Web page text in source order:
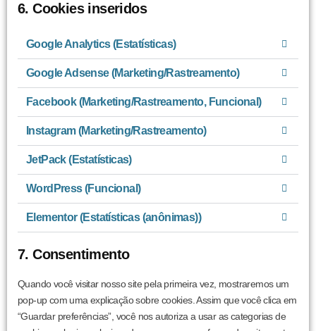
6. Cookies inseridos
Google Analytics (Estatísticas)
Google Adsense (Marketing/Rastreamento)
Facebook (Marketing/Rastreamento, Funcional)
Instagram (Marketing/Rastreamento)
JetPack (Estatísticas)
WordPress (Funcional)
Elementor (Estatísticas (anônimas))
7. Consentimento
Quando você visitar nosso site pela primeira vez, mostraremos um
pop-up com uma explicação sobre cookies. Assim que você clica em
“Guardar preferências”, você nos autoriza a usar as categorias de